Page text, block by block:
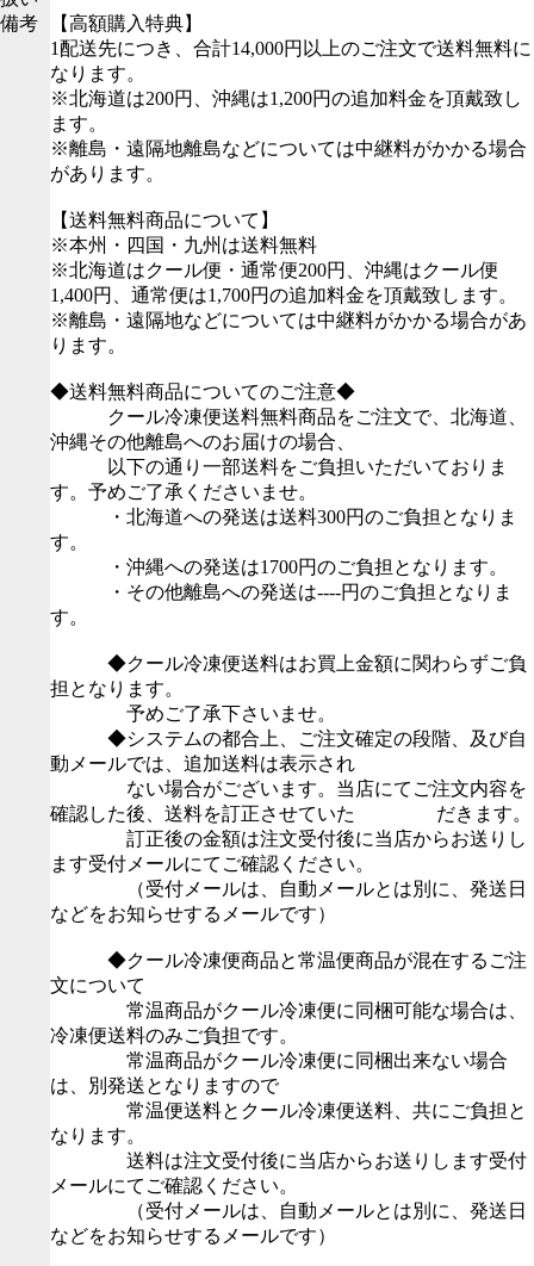
備考
【高額購入特典】
1配送先につき、合計14,000円以上のご注文で送料無料に
なります。
※北海道は200円、沖縄は1,200円の追加料金を頂戴致し
ます。
※離島・遠隔地離島などについては中継料がかかる場合
があります。
【送料無料商品について】
※本州・四国・九州は送料無料
※北海道はクール便・通常便200円、沖縄はクール便
1,400円、通常便は1,700円の追加料金を頂戴致します。
※離島・遠隔地などについては中継料がかかる場合があ
ります。
◆送料無料商品についてのご注意◆
クール冷凍便送料無料商品をご注文で、北海道、
沖縄その他離島へのお届けの場合、
以下の通り一部送料をご負担いただいておりま
す。予めご了承くださいませ。
・北海道への発送は送料300円のご負担となりま
す。
・沖縄への発送は1700円のご負担となります。
・その他離島への発送は----円のご負担となりま
す。
◆クール冷凍便送料はお買上金額に関わらずご負
担となります。
予めご了承下さいませ。
◆システムの都合上、ご注文確定の段階、及び自
動メールでは、追加送料は表示され
ない場合がございます。当店にてご注文内容を
確認した後、送料を訂正させていた だきます。
訂正後の金額は注文受付後に当店からお送りし
ます受付メールにてご確認ください。
（受付メールは、自動メールとは別に、発送日
などをお知らせするメールです）
◆クール冷凍便商品と常温便商品が混在するご注
文について
常温商品がクール冷凍便に同梱可能な場合は、
冷凍便送料のみご負担です。
常温商品がクール冷凍便に同梱出来ない場合
は、別発送となりますので
常温便送料とクール冷凍便送料、共にご負担と
なります。
送料は注文受付後に当店からお送りします受付
メールにてご確認ください。
（受付メールは、自動メールとは別に、発送日
などをお知らせするメールです）